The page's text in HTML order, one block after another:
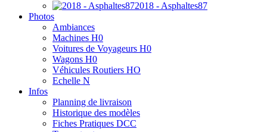
2018 - Asphaltes87
Photos
Ambiances
Machines H0
Voitures de Voyageurs H0
Wagons H0
Véhicules Routiers HO
Echelle N
Infos
Planning de livraison
Historique des modèles
Fiches Pratiques DCC